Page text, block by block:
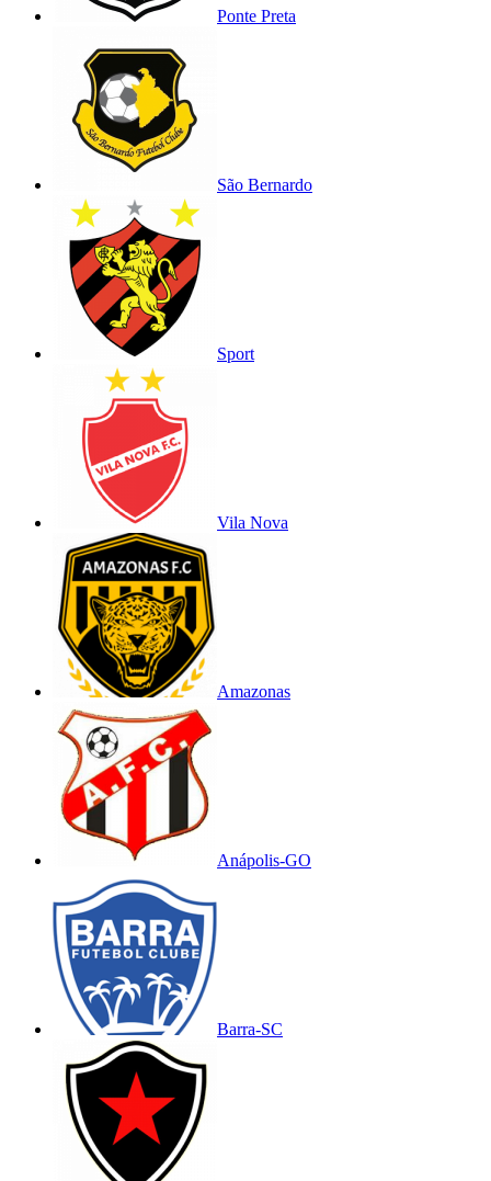
Ponte Preta
São Bernardo
Sport
Vila Nova
Amazonas
Anápolis-GO
Barra-SC